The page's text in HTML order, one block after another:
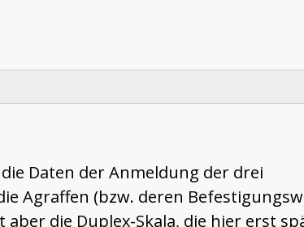
Daten der Anmeldung der drei
Agraffen (bzw. deren
die Duplex-Skala, die hier erst